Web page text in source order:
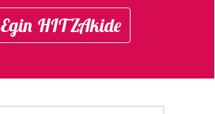
Egin HITZAkide